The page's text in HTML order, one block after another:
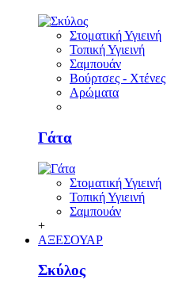
Στοματική Υγιεινή
Τοπική Υγιεινή
Σαμπουάν
Βούρτσες - Χτένες
Αρώματα
Γάτα
Στοματική Υγιεινή
Τοπική Υγιεινή
Σαμπουάν
+
ΑΞΕΣΟΥΑΡ
Σκύλος